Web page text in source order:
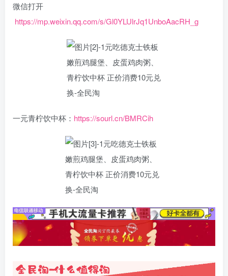
微信打开
https://mp.weixin.qq.com/s/Gl0YLUlrJq1UnboAacRH_g
一元青柠饮中杯： https://sourl.cn/BMRCih